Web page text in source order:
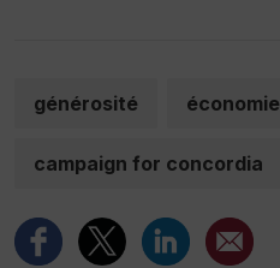
générosité économie
campaign for concordia